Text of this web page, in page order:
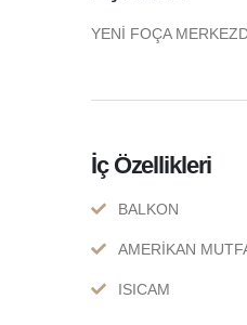
YENİ FOÇA
İç Özellikleri
BALKON
AMERİKAN
ISICAM